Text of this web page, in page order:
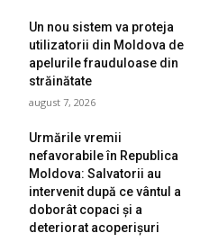
Un nou sistem va proteja
utilizatorii din Moldova de
apelurile frauduloase din
străinătate
august 7, 2026
Urmările vremii
nefavorabile în Republica
Moldova: Salvatorii au
intervenit după ce vântul a
doborât copaci și a
deteriorat acoperișuri